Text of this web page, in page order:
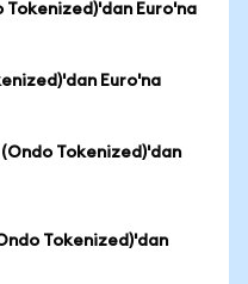
Tokenized)'dan Euro'na
Euro'na
Tokenized)'dan
Tokenized)'dan